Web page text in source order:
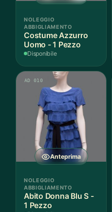
NOLEGGIO
ABBIGLIAMENTO
Costume Azzurro
Uomo - 1 Pezzo
Disponibile
Anteprima
AD 010
NOLEGGIO
ABBIGLIAMENTO
Abito Donna Blu S -
1 Pezzo